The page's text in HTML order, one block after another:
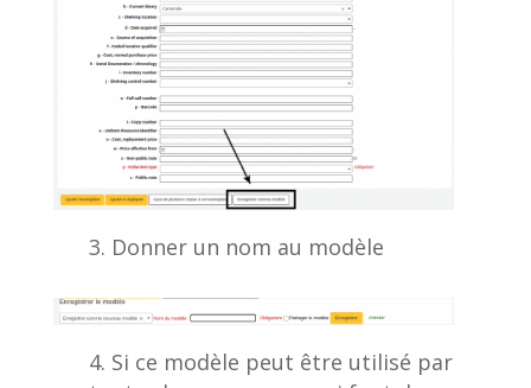
Donner un nom au modèle
Si ce modèle peut être utilisé par